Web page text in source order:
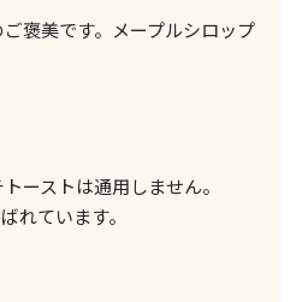
褒美です。メープルシロップ
ーストは通用しません。
れています。